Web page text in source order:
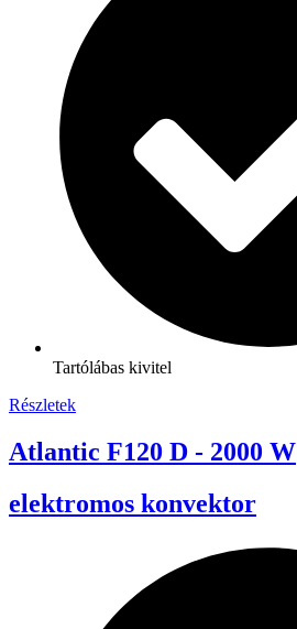
Tartólábas kivitel
Részletek
Atlantic F120 D - 2000 W
elektromos konvektor